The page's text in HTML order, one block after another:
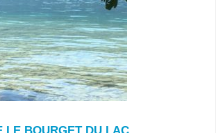
LE BOURGET DU LAC